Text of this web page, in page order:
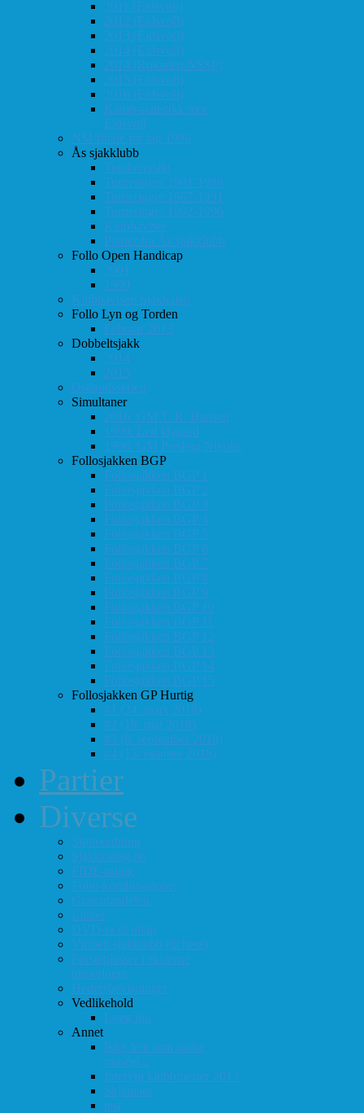
2011 (Eidsvoll)
2012 (Eidsvoll)
2013 (Eidsvoll)
2014 (Eidsvoll)
2014 (Rokaden/NSSF)
2015 (Eidsvoll)
2016 (Eidsvoll)
Kamp-statistikk mot
Eidsvoll
NM-finale for lag 1998
Ås sjakklubb
Totaloversikt
Turneringer 1981-1986
Turneringer 1987-1991
Turneringer 1992-1996
Klubbaviser
Partier fra Ås sjakklubb
Follo Open Handicap
2001
1999
Klubbavisen Sjakkalen
Follo Lyn og Torden
Februar 2013
Dobbeltsjakk
2014
2015
Østlandsserien
Simultaner
2016: GM T. R. Hansen
1999: Leif Øgaard
1996: GM Predrag Nikolic
Follosjakken BGP
Follosjakken BGP 1
Follosjakken BGP 2
Follosjakken BGP 3
Follosjakken BGP 4
Follosjakken BGP 5
Follosjakken BGP 6
Follosjakken BGP 7
Follosjakken BGP 8
Follosjakken BGP 9
Follosjakken BGP 10
Follosjakken BGP 11
Follosjakken BGP 12
Follosjakken BGP 13
Follosjakken BGP 14
Follosjakken BGP 15
Follosjakken GP Hurtig
#1 (24. mars 2018)
#2 (19. mai 2018)
#3 (8. september 2018)
#4 (13. oktober 2018)
Partier
Diverse
Støtteordning
Sjakkrating.no
FIDE-rating
Follo-kombinasjoner
Grasrotandelen
Linker
DVD-er til utlån
Virtuell sjakklubb (lichess)
Førsteplasser i eksterne
turneringer
Hedersbevisninger
Vedlikehold
Logg inn
Annet
Ikke helt som andre
muséer...
Intervju klubbmester 2013
Skjemaer
test